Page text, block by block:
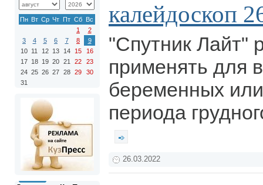
Пн Вт Ср Чт Пт Сб Вс
1
2
3
4 5 6 7 8
9
10 11 12 13 14 15
16
17 18 19 20 21 22
23
24 25 26 27 28 29
30
31
калейдоскоп
"Спутник Лайт"
применять для
беременных
периода
26.03.2022